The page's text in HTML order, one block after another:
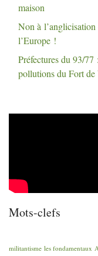
maison
Non à l’anglicisation
l’Europe !
Préfectures du 93/
pollutions du Fort de
Mots-clefs
militantisme les fondamentaux